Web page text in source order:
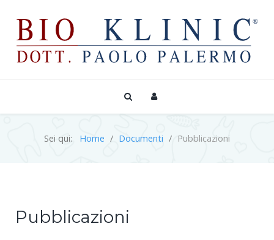
Sei qui: Home Documenti Pubblicazioni
Pubblicazioni